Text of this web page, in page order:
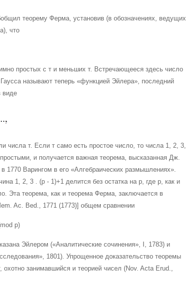
теорему Ферма, установив (в обозначениях, ведущих
что
простых с т и меньших т. Встречающееся здесь число
называют теперь «функцией Эйлера», последний
виде
числа т. Если т само есть простое число, то числа 1, 2, 3,
и получается важная теорема, высказанная Дж.
1770 Варингом в его «Алгебраических размышлениях».
1, 2, 3 . (р - 1)+1 делится без остатка на р, где р, как и
Эта теорема, как и теорема Ферма, заключается в
Ac. Bed., 1771 (1773)] общем сравнении
р)
Эйлером («Аналитические сочинения», I, 1783) и
1801). Упрощенное доказательство теоремы
занимавшийся и теорией чисел (Nov. Acta Erud.,